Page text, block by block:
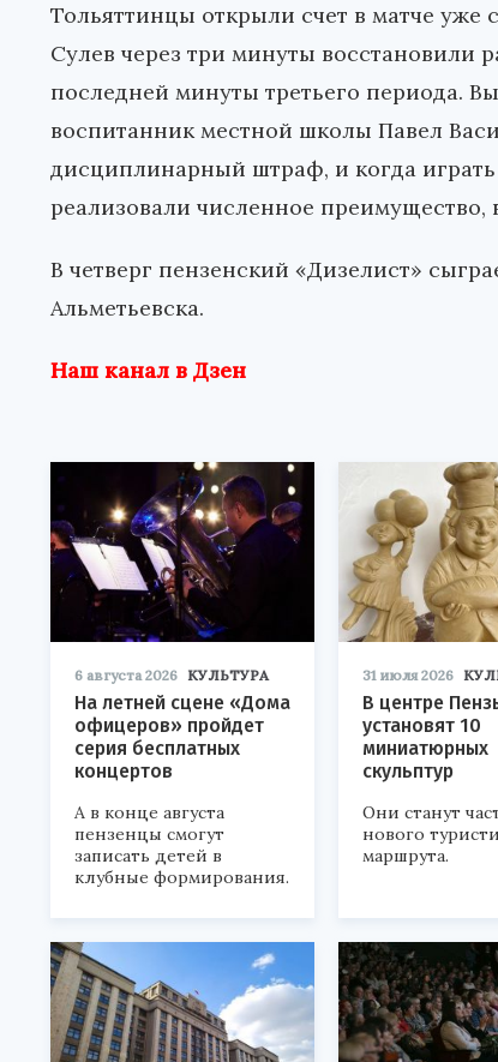
Тольяттинцы открыли счет в матче уже
Сулев через три минуты восстановили
последней минуты третьего периода.
воспитанник местной школы Павел
дисциплинарный штраф, и когда
реализовали численное преимущество,
В четверг пензенский «Дизелист»
Альметьевска.
Наш канал в Дзен
6 августа 2026 КУЛЬТУРА
На летней сцене «Дома
офицеров» пройдет
серия бесплатных
концертов
А в конце августа
пензенцы смогут
записать детей в
клубные формирования.
31 июля 2026
В центре
установят 10
миниатюрных
скульптур
Они станут
нового
маршрута.